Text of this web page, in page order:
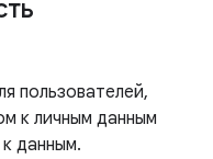
пользователей,
к личным данным
данным.